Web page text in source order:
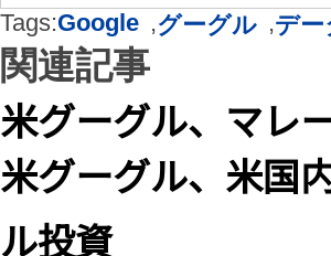
Tags:Google ,グーグル ,デー
関連記事
米グーグル、マレ
米グーグル、米国
ル投資